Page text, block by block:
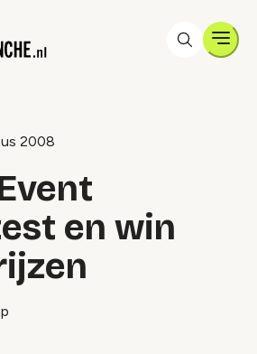
2008
en win